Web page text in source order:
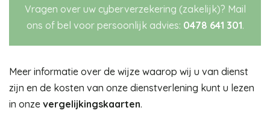
Vragen over uw cyberverzekering (zakelijk)? Mail
ons of bel voor persoonlijk advies: 0478 641 301.
Meer informatie over de wijze waarop wij u van dienst
zijn en de kosten van onze dienstverlening kunt u lezen
in onze vergelijkingskaarten.